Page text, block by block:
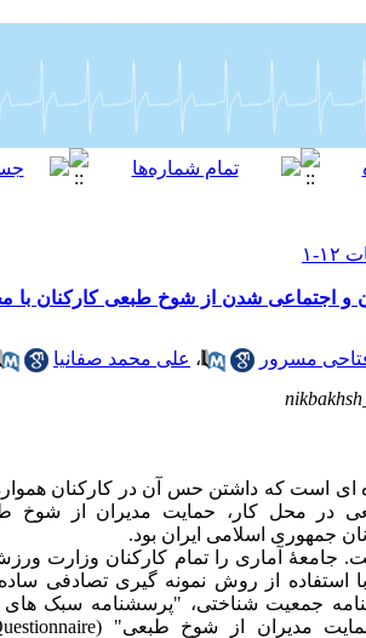
اجتماعی شدن از شوخ طبعی کارکنان با
مسرور ، علی محمد صفانیا
است که داشتن حس آن در کارکنان
محل کار، حمایت مدیران از شوخ
جمهوری اسلامی ایران بود.
براساس فرمول کوکران 268 تن و با استفاده از روش نمونه